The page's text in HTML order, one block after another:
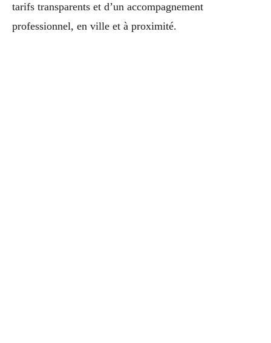
tarifs transparents et d’un accompagnement
professionnel, en ville et à proximité.